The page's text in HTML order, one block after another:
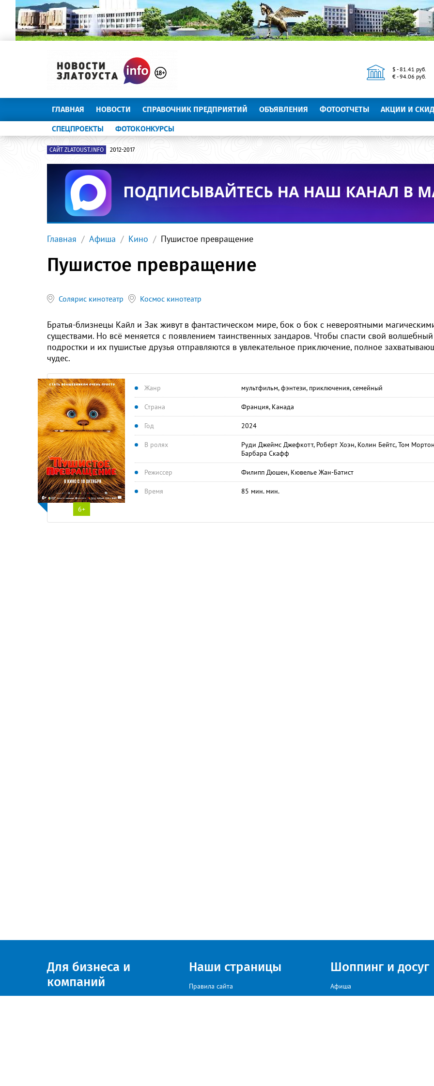
$ - 81.41 руб.
€ - 94.06 руб.
ГЛАВНАЯ НОВОСТИ СПРАВОЧНИК ПРЕДПРИЯТИЙ ОБЪЯВЛЕНИЯ ФОТООТЧЕТЫ АКЦИИ И
СПЕЦПРОЕКТЫ ФОТОКОНКУРСЫ
САЙТ ZLATOUST.INFO 2012-2017
Главная Афиша Кино Пушистое превращение
Пушистое превращение
Солярис кинотеатр Космос кинотеатр
Братья-близнецы Кайл и Зак живут в фантастическом мире, бок о бок с невероятными
существами. Но всё меняется с появлением таинственных зандаров. Чтобы спасти свой
подростки и их пушистые друзья отправляются в увлекательное приключение, полное
чудес.
6+
Жанр мультфильм, фэнтези, приключения, семейный
Страна Франция, Канада
Год 2024
В ролях
Руди Джеймс Джефкотт, Роберт Хоэн, Колин Бейтс, Том
Барбара Скафф
Режиссер Филипп Дюшен, Кювелье Жан-Батист
Время 85 мин. мин.
Для бизнеса и
компаний
Наши страницы
Правила сайта
Шоппинг и досуг
Афиша